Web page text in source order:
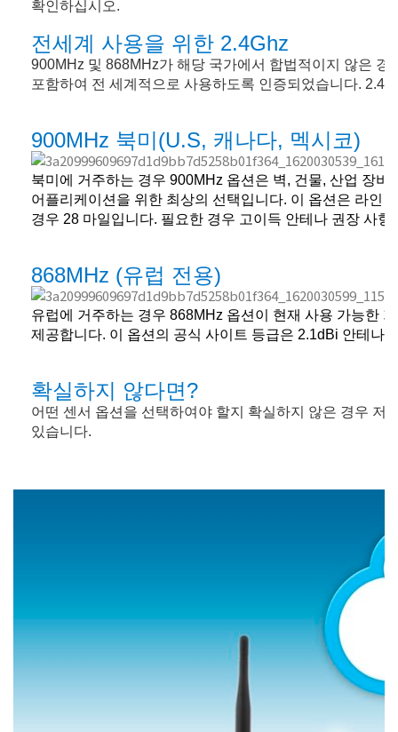
확인하십시오.
전세계 사용을 위한 2.4Ghz
900MHz 및 868MHz가 해당 국가에서 합법적이지 않은 경
포함하여 전 세계적으로 사용하도록 인증되었습니다.
900MHz 북미 (U.S, 캐나다, 멕시코)
북미에 거주하는 경우 900MHz 옵션은 벽, 건물, 산업 장비
어플리케이션을 위한 최상의 선택입니다. 이 옵션은 라인
경우 28 마일입니다. 필요한 경우 고이득 안테나 권장 사항
868MHz (유럽 전용)
유럽에 거주하는 경우 868MHz 옵션이 현재 사용 가능한
제공합니다. 이 옵션의 공식 사이트 등급은 2.1dBi 안테나
확실하지 않다면?
어떤 센서 옵션을 선택하여야 할지 확실하지 않은 경우 저
있습니다.